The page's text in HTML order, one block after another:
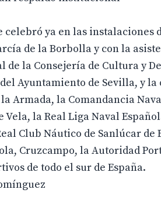
celebró ya en las
de la Borbolla y con la
la Consejería de Cultura y
Ayuntamiento de Sevilla, y
Armada, la Comandancia
Vela, la Real Liga Naval
Club Náutico de Sanlúcar
Cruzcampo, la Autoridad
de todo el sur de España.